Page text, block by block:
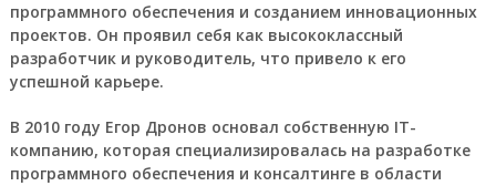
программного обеспечения и созданием инновационных
проектов. Он проявил себя как высококлассный
разработчик и руководитель, что привело к его
успешной карьере.
В 2010 году Егор Дронов основал собственную IT-
компанию, которая специализировалась на разработке
программного обеспечения и консалтинге в области